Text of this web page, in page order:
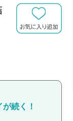
続く！